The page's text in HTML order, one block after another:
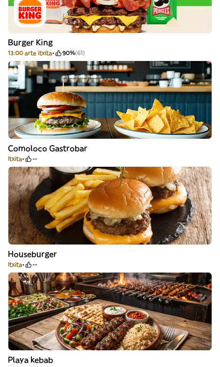
Burger King
13:00 arte itxita 90%(61)
Comoloco Gastrobar
Itxita --
Houseburger
Itxita --
Playa kebab